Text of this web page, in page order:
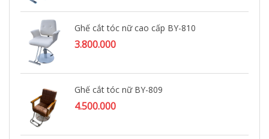
Ghế cắt tóc nữ cao cấp BY-810
3.800.000
Ghế cắt tóc nữ BY-809
4.500.000